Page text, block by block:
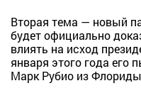
Вторая тема — новый
будет официально
влиять на исход
января этого года его
Марк Рубио из